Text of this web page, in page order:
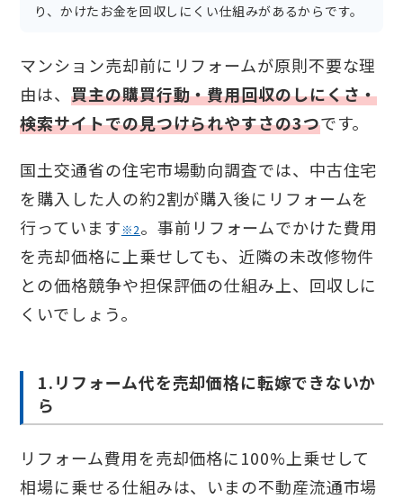
り、かけたお金を回収しにくい仕組みがあるからです。
マンション売却前にリフォームが原則不要な理
由は、買主の購買行動・費用回収のしにくさ・
検索サイトでの見つけられやすさの3つです。
国土交通省の住宅市場動向調査では、中古住宅
を購入した人の約2割が購入後にリフォームを
行っています※2。事前リフォームでかけた費用
を売却価格に上乗せしても、近隣の未改修物件
との価格競争や担保評価の仕組み上、回収しに
くいでしょう。
1.リフォーム代を売却価格に転嫁できないか
ら
リフォーム費用を売却価格に100%上乗せして
相場に乗せる仕組みは、いまの不動産流通市場